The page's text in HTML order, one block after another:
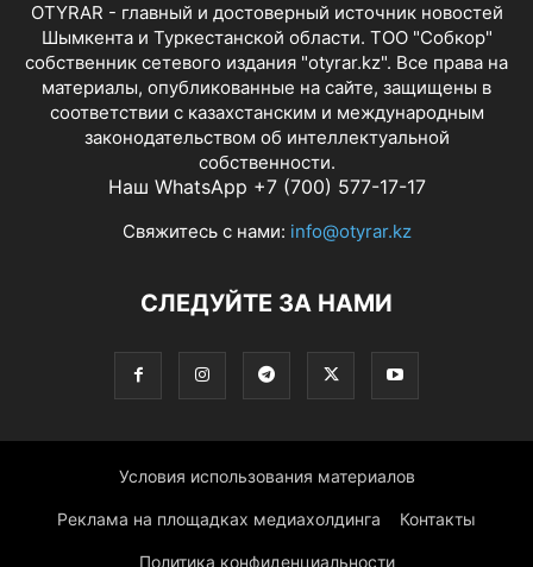
OTYRAR - главный и достоверный источник новостей
Шымкента и Туркестанской области. ТОО "Собкор"
собственник сетевого издания "otyrar.kz". Все права на
материалы, опубликованные на сайте, защищены в
соответствии с казахстанским и международным
законодательством об интеллектуальной
собственности.
Наш WhatsApp +7 (700) 577-17-17
Свяжитесь с нами: info@otyrar.kz
СЛЕДУЙТЕ ЗА НАМИ
Условия использования материалов
Реклама на площадках медиахолдинга Контакты
Политика конфиденциальности